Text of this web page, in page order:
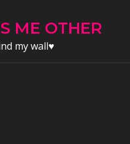
ME OTHER
my wall♥